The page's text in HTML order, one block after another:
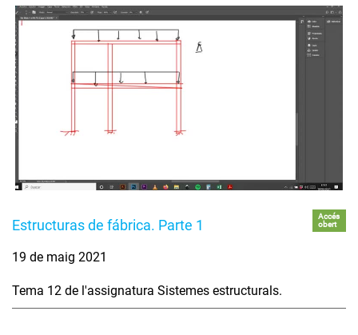
Estructuras de fábrica. Parte 1
Accés
obert
19 de maig 2021
Tema 12 de l'assignatura Sistemes estructurals.